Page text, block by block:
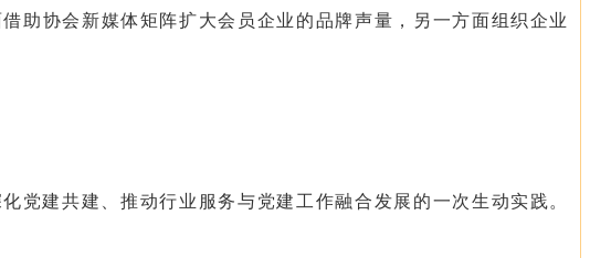
助协会新媒体矩阵扩大会员企业的品牌声量，另一方面组织企业
党建共建、推动行业服务与党建工作融合发展的一次生动实践。